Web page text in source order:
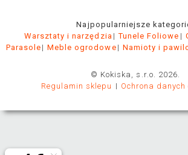
Najpopularniejsze
Warsztaty i narzędzia
Tunele Foliowe
Parasole
Meble ogrodowe Namioty i
© Kokiska, s.r.o. 2026.
Regulamin sklepu
Ochrona danych